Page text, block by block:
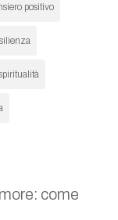
positivo
come